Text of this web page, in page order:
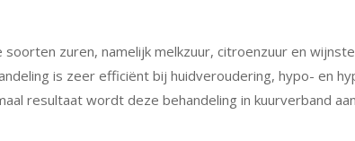
zuren, namelijk melkzuur, citroenzuur en
is zeer efficiënt bij huidveroudering, hypo- en
resultaat wordt deze behandeling in kuurverband